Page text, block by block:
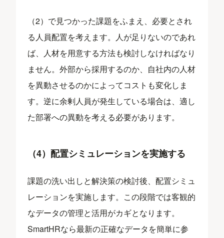
（2）で見つかった課題をふまえ、必要とされ
る人員配置を考えます。人が足りないのであれ
ば、人材を用意する方法も検討しなければなり
ません。外部から採用するのか、自社内の人材
を異動させるのかによってコストも変化しま
す。逆に余剰人員が発生している場合は、適し
た部署への異動を考える必要があります。
（4）配置シミュレーションを実施する
課題の洗い出しと解決策の検討後、配置シミュ
レーションを実施します。この段階では客観的
なデータの管理と活用がカギとなります。
SmartHRなら最新の正確なデータを簡単に参